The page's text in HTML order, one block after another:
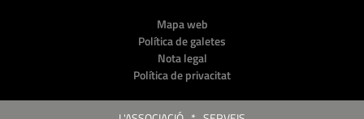
Mapa web
Política de galetes
Nota legal
Política de privacitat